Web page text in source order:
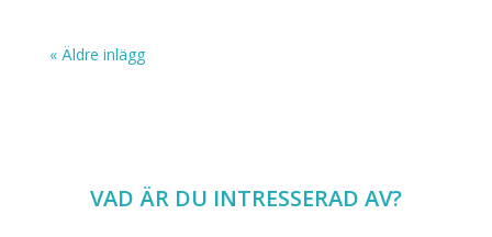
« Äldre inlägg
VAD ÄR DU INTRESSERAD AV?